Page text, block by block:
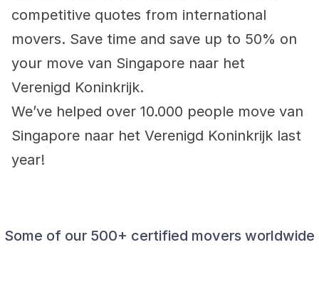
competitive quotes from international
movers. Save time and save up to 50% on
your move van Singapore naar het
Verenigd Koninkrijk.
We’ve helped over 10.000 people move van
Singapore naar het Verenigd Koninkrijk last
year!
Some of our 500+ certified movers worldwide